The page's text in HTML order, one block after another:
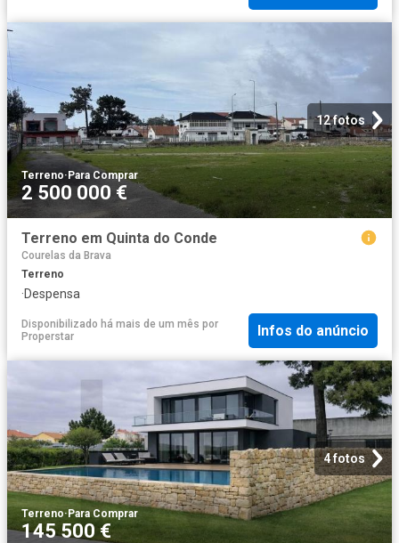
12 fotos
Terreno· Para Comprar
2 500 000 €
Terreno em Quinta do Conde
Courelas da Brava
Terreno
·Despensa
Disponibilizado há mais de um mês por
Properstar
Infos do anúncio
4 fotos
Terreno·Para Comprar
145 500 €